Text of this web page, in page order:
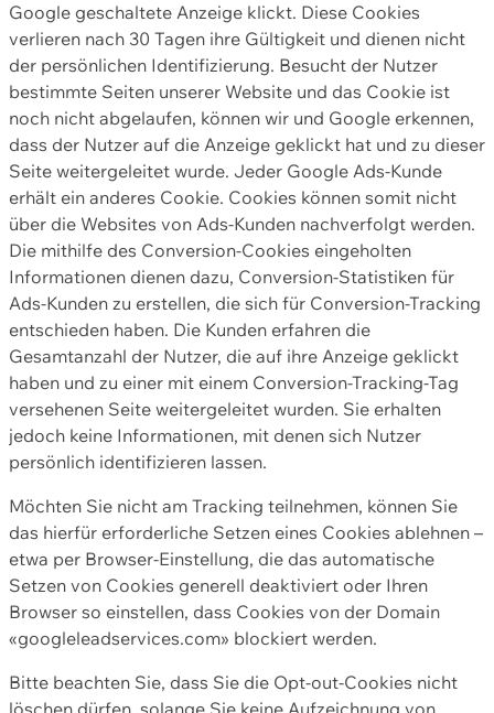
Google geschaltete Anzeige klickt. Diese Cookies
verlieren nach 30 Tagen ihre Gültigkeit und dienen nicht
der persönlichen Identifizierung. Besucht der Nutzer
bestimmte Seiten unserer Website und das Cookie ist
noch nicht abgelaufen, können wir und Google erkennen,
dass der Nutzer auf die Anzeige geklickt hat und zu dieser
Seite weitergeleitet wurde. Jeder Google Ads-Kunde
erhält ein anderes Cookie. Cookies können somit nicht
über die Websites von Ads-Kunden nachverfolgt werden.
Die mithilfe des Conversion-Cookies eingeholten
Informationen dienen dazu, Conversion-Statistiken für
Ads-Kunden zu erstellen, die sich für Conversion-Tracking
entschieden haben. Die Kunden erfahren die
Gesamtanzahl der Nutzer, die auf ihre Anzeige geklickt
haben und zu einer mit einem Conversion-Tracking-Tag
versehenen Seite weitergeleitet wurden. Sie erhalten
jedoch keine Informationen, mit denen sich Nutzer
persönlich identifizieren lassen.
Möchten Sie nicht am Tracking teilnehmen, können Sie
das hierfür erforderliche Setzen eines Cookies ablehnen –
etwa per Browser-Einstellung, die das automatische
Setzen von Cookies generell deaktiviert oder Ihren
Browser so einstellen, dass Cookies von der Domain
«googleleadservices.com» blockiert werden.
Bitte beachten Sie, dass Sie die Opt-out-Cookies nicht